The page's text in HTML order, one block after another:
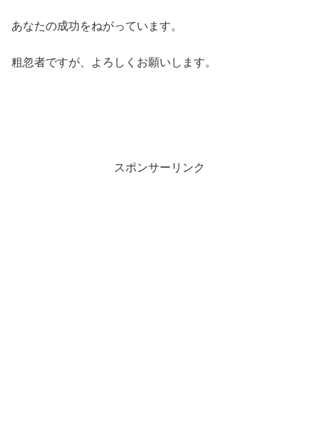
あなたの成功をねがっています。
粗忽者ですが、よろしくお願いします。
スポンサーリンク